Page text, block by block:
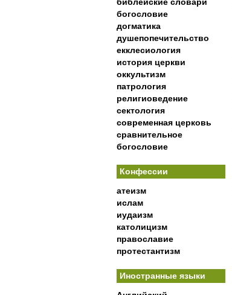
богословие
догматика
душепопечительство
екклесиология
история церкви
оккультизм
патрология
религиоведение
сектология
современная церковь
сравнительное
богословие
Конфессии
атеизм
ислам
иудаизм
католицизм
православие
протестантизм
Иностранные языки